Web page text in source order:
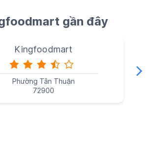
gần đây
Kingfoodmart
Phường Tân Thuận
72900